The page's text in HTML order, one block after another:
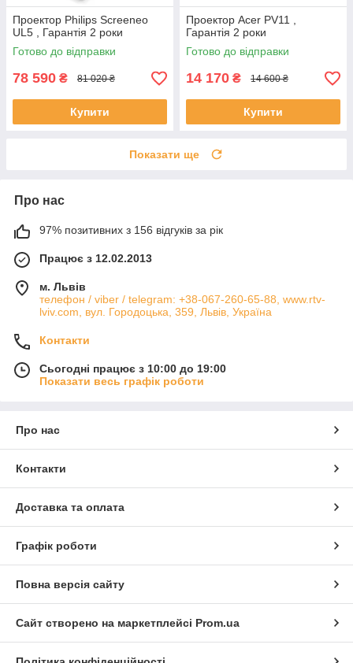
Проектор Philips Screeneo
UL5 , Гарантія 2 роки
Готово до відправки
78 590 ₴ 81 020 ₴
Купити
Проектор Acer PV11 ,
Гарантія 2 роки
Готово до відправки
14 170 ₴ 14 600 ₴
Купити
Показати ще
Про нас
97% позитивних з 156 відгуків за рік
Працює з 12.02.2013
м. Львів
телефон / viber / telegram: +38-067-260-65-88, www.rtv-
lviv.com, вул. Городоцька, 359, Львів, Україна
Контакти
Сьогодні працює з 10:00 до 19:00
Показати весь графік роботи
Про нас
Контакти
Доставка та оплата
Графік роботи
Повна версія сайту
Сайт створено на маркетплейсі Prom.ua